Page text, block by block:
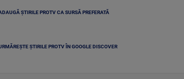
ȘTIRILE PROTV CA SURSĂ PREFERATĂ
ȘTIRILE PROTV ÎN GOOGLE DISCOVER